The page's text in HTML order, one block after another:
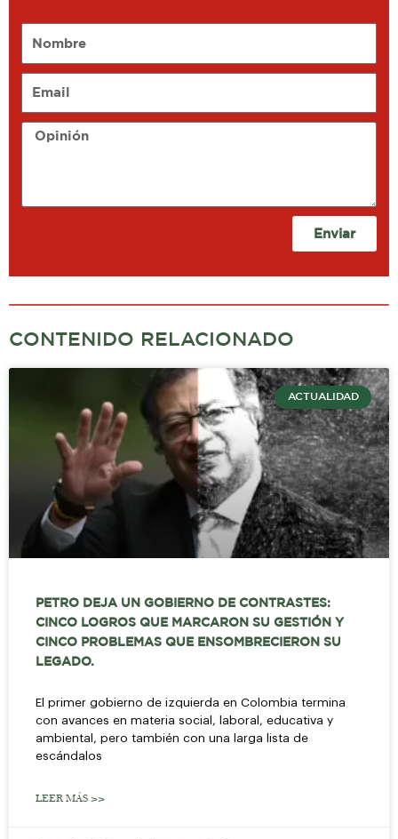
Opinión
Enviar
CONTENIDO RELACIONADO
ACTUALIDAD
PETRO DEJA UN GOBIERNO DE CONTRASTES:
CINCO LOGROS QUE MARCARON SU GESTIÓN Y
CINCO PROBLEMAS QUE ENSOMBRECIERON SU
LEGADO.
El primer gobierno de izquierda en Colombia termina
con avances en materia social, laboral, educativa y
ambiental, pero también con una larga lista de
escándalos
LEER MÁS >>